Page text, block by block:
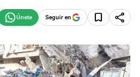
Seguir en